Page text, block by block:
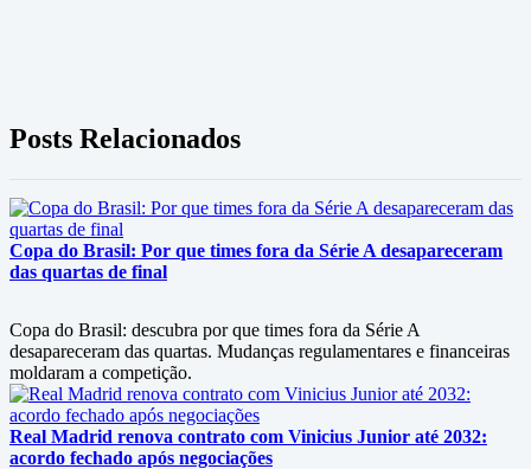
Posts Relacionados
Copa do Brasil: Por que times fora da Série A desapareceram
das quartas de final
Copa do Brasil: descubra por que times fora da Série A
desapareceram das quartas. Mudanças regulamentares e financeiras
moldaram a competição.
Real Madrid renova contrato com Vinicius Junior até 2032:
acordo fechado após negociações